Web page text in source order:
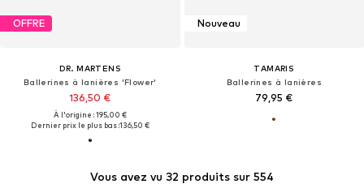
OFFRE
DR. MARTENS
Ballerines à lanières 'Flower'
136,50 €
À l'origine : 195,00 €
Dernier prix le plus bas :136,50 €
Nouveau
TAMARIS
Ballerines à lanières
79,95 €
Vous avez vu 32 produits sur 554